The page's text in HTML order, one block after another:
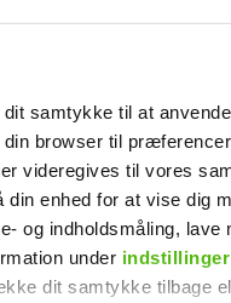
samtykke til at
browser til
videregives til vores
enhed for at vise dig
og indholdsmåling, lave
under indstillinger
dit samtykke tilbage